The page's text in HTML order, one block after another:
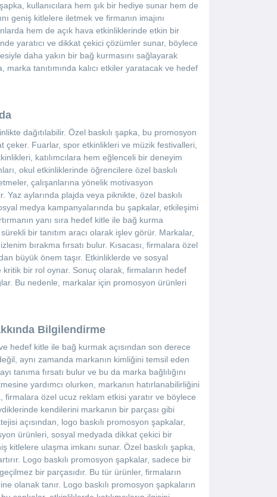
kullanıcılara hem şık bir hediye sunar hem de
geniş kitlelere iletmek ve firmanın imajını
hem de açık hava etkinliklerinde etkin bir
yaratıcı ve dikkat çekici çözümler sunar, böylece
daha yakın bir bağ kurmasını sağlayarak
tanıtımında kalıcı etkiler yaratacak ve hedef
dağıtılabilir. Özel baskılı şapka, bu promosyon
çeker. Fuarlar, spor etkinlikleri ve müzik festivalleri,
katılımcılara hem eğlenceli bir deneyim
okul etkinliklerinde öğrencilere özel baskılı
çalışanlarına yönelik motivasyon
aylarında plajda veya piknikte, özel baskılı
medya kampanyalarında bu şapkalar, etkileşimi
yanı sıra hedef kitle ile bağ kurma
bir tanıtım aracı olarak işlev görür. Markalar,
bırakma fırsatı bulur. Kısacası, firmalara özel
büyük önem taşır. Etkinliklerde ve sosyal
bir rol oynar. Sonuç olarak, firmaların hedef
Bu nedenle, markalar için promosyon ürünleri
Bilgilendirme
hedef kitle ile bağ kurmak açısından son derece
aynı zamanda markanın kimliğini temsil eden
tanıma fırsatı bulur ve bu da marka bağlılığını
yardımcı olurken, markanın hatırlanabilirliğini
firmalara özel ucuz reklam etkisi yaratır ve böylece
kendilerini markanın bir parçası gibi
açısından, logo baskılı promosyon şapkalar,
ürünleri, sosyal medyada dikkat çekici bir
kitlelere ulaşma imkanı sunar. Özel baskılı şapka,
Logo baskılı promosyon şapkalar, sadece bir
bir parçasıdır. Bu tür ürünler, firmaların
olanak tanır. Logo baskılı promosyon şapkaların